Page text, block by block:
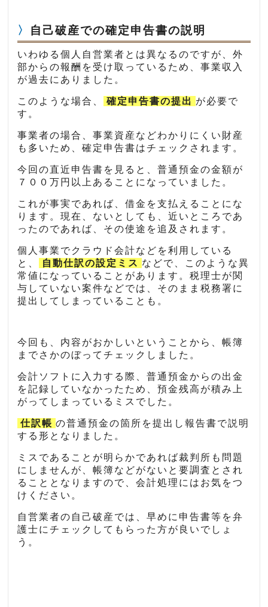
自己破産での確定申告書の説明
いわゆる個人自営業者とは異なるのですが、外
部からの報酬を受け取っているため、事業収入
が過去にありました。
このような場合、 確定申告書の提出 が必要で
す。
事業者の場合、事業資産などわかりにくい財産
も多いため、確定申告書はチェックされます。
今回の直近申告書を見ると、普通預金の金額が
７００万円以上あることになっていました。
これが事実であれば、借金を支払えることにな
ります。現在、ないとしても、近いところであ
ったのであれば、その使途を追及されます。
個人事業でクラウド会計などを利用している
と、
自動仕訳の設定ミス などで、このような異
常値になっていることがあります。税理士が関
与していない案件などでは、そのまま税務署に
提出してしまっていることも。
今回も、内容がおかしいということから、帳簿
までさかのぼってチェックしました。
会計ソフトに入力する際、普通預金からの出金
を記録していなかったため、預金残高が積み上
がってしまっているミスでした。
仕訳帳 の普通預金の箇所を提出し報告書で説明
する形となりました。
ミスであることが明らかであれば裁判所も問題
にしませんが、帳簿などがないと要調査とされ
ることとなりますので、会計処理にはお気をつ
けください。
自営業者の自己破産では、早めに申告書等を弁
護士にチェックしてもらった方が良いでしょ
う。